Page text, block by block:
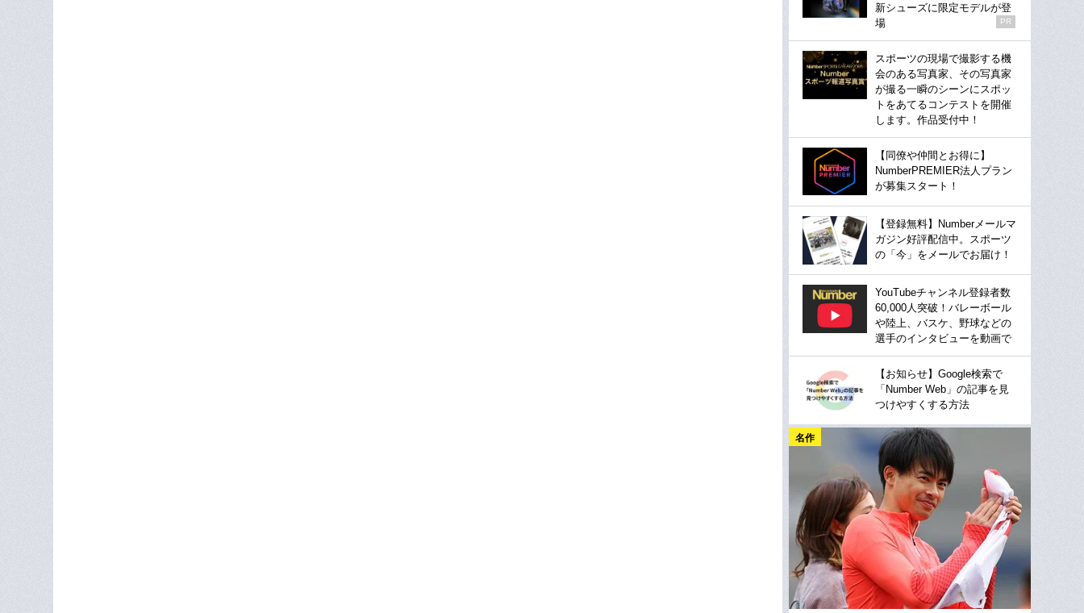
新シューズに限定モデルが登
場
PR
スポーツの現場で撮影する機
会のある写真家、その写真家
が撮る一瞬のシーンにスポッ
トをあてるコンテストを開催
します。作品受付中！
【同僚や仲間とお得に】
NumberPREMIER法人プラン
が募集スタート！
【登録無料】Numberメールマ
ガジン好評配信中。スポーツ
の「今」をメールでお届け！
YouTubeチャンネル登録者数
60,000人突破！バレーボール
や陸上、バスケ、野球などの
選手のインタビューを動画で
【お知らせ】Google検索で
「Number Web」の記事を見
つけやすくする方法
名作